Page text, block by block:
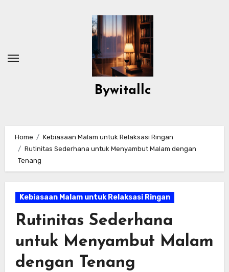
Bywitallc
Home
Kebiasaan Malam untuk Relaksasi Ringan
Rutinitas Sederhana untuk Menyambut Malam dengan
Tenang
Kebiasaan Malam untuk Relaksasi Ringan
Rutinitas Sederhana
untuk Menyambut Malam
dengan Tenang